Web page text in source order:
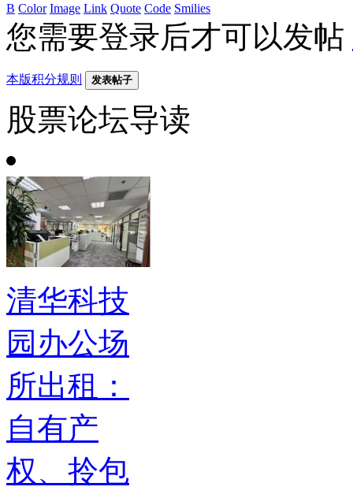
B Color Image Link Quote Code Smilies
您需要登录后才可以发帖
本版积分规则 发表帖子
股票论坛导读
清华科技
园办公场
所出租：
自有产
权、拎包